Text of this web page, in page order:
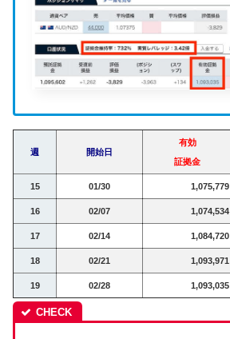
週 開始日
有効
証拠金
15 01/30 1,075,779
16 02/07 1,074,534
17 02/14 1,084,720
18 02/21 1,093,971
19 02/28 1,093,035